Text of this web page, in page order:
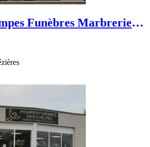
Funèbres Marbrerie